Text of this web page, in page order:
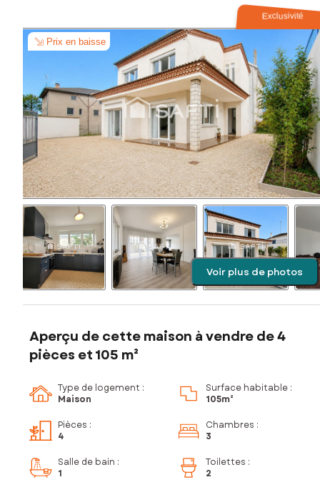
Exclusivité
Prix en baisse
Voir plus de photos
Aperçu de cette maison à vendre de 4
pièces et 105 m²
Type de logement :
Maison
Surface habitable :
105m²
Pièces :
4
Chambres :
3
Salle de bain :
1
Toilettes :
2